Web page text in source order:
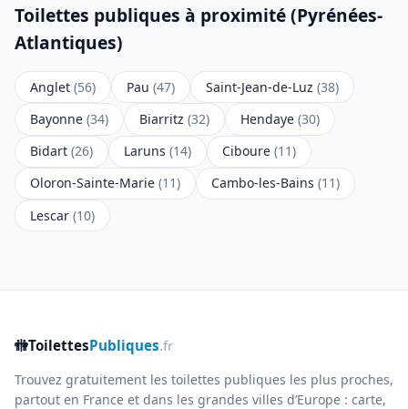
Toilettes publiques à proximité (Pyrénées-
Atlantiques)
Anglet (56) Pau (47) Saint-Jean-de-Luz (38)
Bayonne (34) Biarritz (32) Hendaye (30)
Bidart (26) Laruns (14) Ciboure (11)
Oloron-Sainte-Marie (11) Cambo-les-Bains (11)
Lescar (10)
🚻ToilettesPubliques.fr
Trouvez gratuitement les toilettes publiques les plus proches,
partout en France et dans les grandes villes d’Europe : carte,